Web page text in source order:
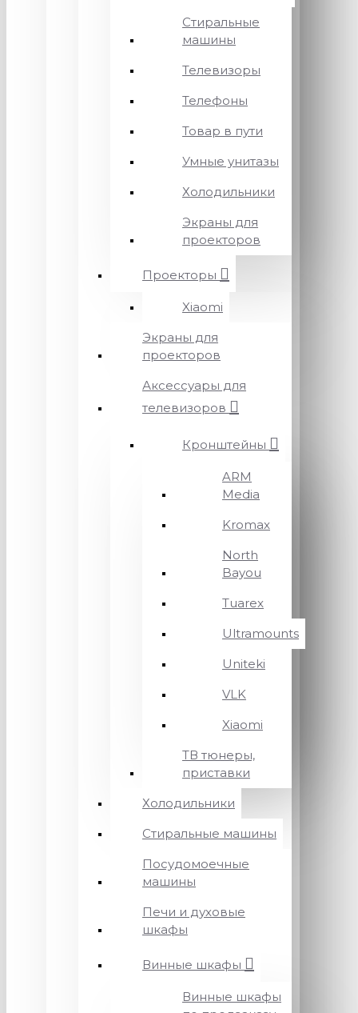
Стиральные
машины
Телевизоры
Телефоны
Товар в пути
Умные унитазы
Холодильники
Экраны для
проекторов
Проекторы
Xiaomi
Экраны для
проекторов
Аксессуары для
телевизоров
Кронштейны
ARM
Media
Kromax
North
Bayou
Tuarex
Ultramounts
Uniteki
VLK
Xiaomi
ТВ тюнеры,
приставки
Холодильники
Стиральные машины
Посудомоечные
машины
Печи и духовые
шкафы
Винные шкафы
Винные шкафы